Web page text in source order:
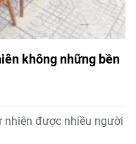
không những bền
nhiên được nhiều người